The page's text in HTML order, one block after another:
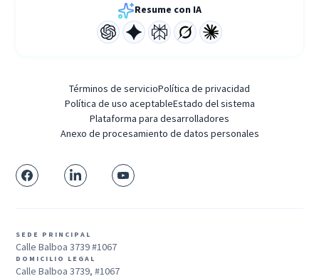
Resume con IA
Términos de servicioPolítica de privacidad
Política de uso aceptableEstado del sistema
Plataforma para desarrolladores
Anexo de procesamiento de datos personales
SEDE PRINCIPAL
Calle Balboa 3739 #1067
DOMICILIO LEGAL
Calle Balboa 3739, #1067